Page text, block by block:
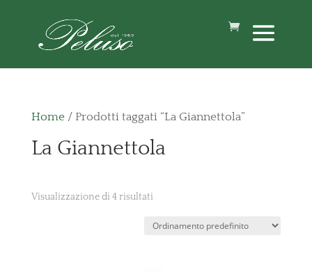
Home/ Prodotti taggati “La Giannettola”
La Giannettola
Visualizzazione di 4 risultati